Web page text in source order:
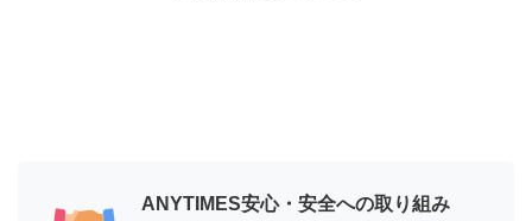
ANYTIMES安心・安全への取り組み